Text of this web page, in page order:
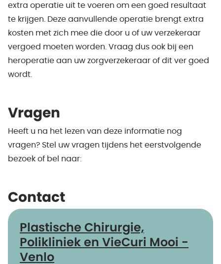
extra operatie uit te voeren om een goed resultaat
te krijgen. Deze aanvullende operatie brengt extra
kosten met zich mee die door u of uw verzekeraar
vergoed moeten worden. Vraag dus ook bij een
heroperatie aan uw zorgverzekeraar of dit ver goed
wordt.
Vragen
Heeft u na het lezen van deze informatie nog
vragen? Stel uw vragen tijdens het eerstvolgende
bezoek of bel naar:
Contact
Plastische Chirurgie,
Polikliniek en VieCuri Mooi -
Venlo